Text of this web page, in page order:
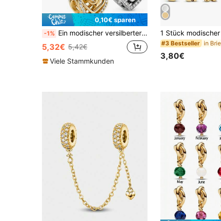
0,10€ sparen
-1% Ein modischer versilberter Hand-in-Hand-Haken, dekoriert mit glattem Gold- und Silber-Zweifarben-Design, graviert mit "Immer an deiner Seite", ideales Geschenk für Valentinstag, Paare und Geburtstage
5,32€ 5,42€
Viele Stammkunden
#3 Bestseller
3,80€